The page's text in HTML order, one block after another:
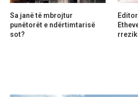
Sa janë të mbrojtur
punëtorët e ndërtimtarisë
sot?